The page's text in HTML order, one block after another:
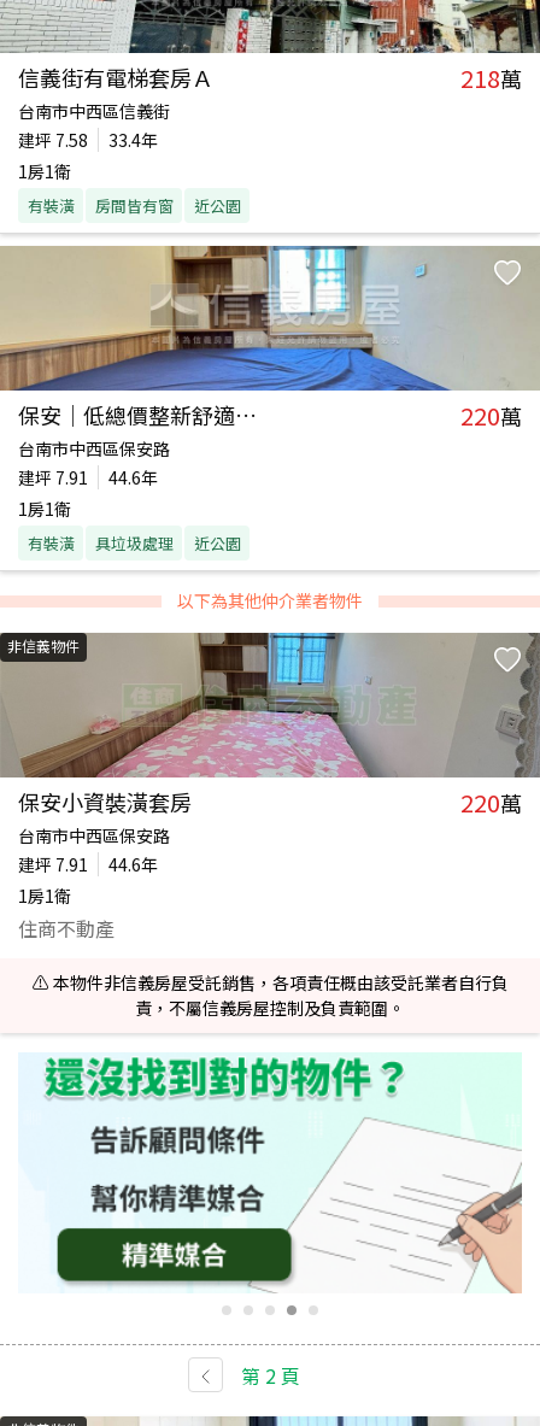
信義街有電梯套房Ａ 218萬
台南市中西區信義街
建坪 7.58
33.4年
1房1衛
有裝潢 房間皆有窗 近公園
保安｜低總價整新舒適套房 220萬
台南市中西區保安路
建坪 7.91
44.6年
1房1衛
有裝潢 具垃圾處理 近公園
以下為其他仲介業者物件
非信義物件
保安小資裝潢套房 220萬
台南市中西區保安路
建坪 7.91
44.6年
1房1衛
住商不動產
⚠️ 本物件非信義房屋受託銷售，各項責任概由該受託業者自行負
責，不屬信義房屋控制及負責範圍。
第 2頁